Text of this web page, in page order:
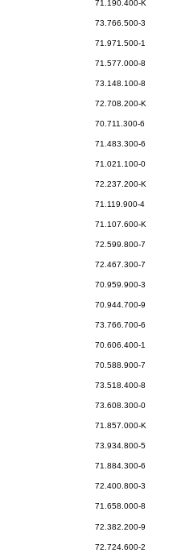
71.190.400-K
73.766.500-3
71.971.500-1
71.577.000-8
73.148.100-8
72.708.200-K
70.711.300-6
71.483.300-6
71.021.100-0
72.237.200-K
71.119.900-4
71.107.600-K
72.599.800-7
72.467.300-7
70.959.900-3
70.944.700-9
73.766.700-6
70.606.400-1
70.588.900-7
73.518.400-8
73.608.300-0
71.857.000-K
73.934.800-5
71.884.300-6
72.400.800-3
71.658.000-8
72.382.200-9
72.724.600-2